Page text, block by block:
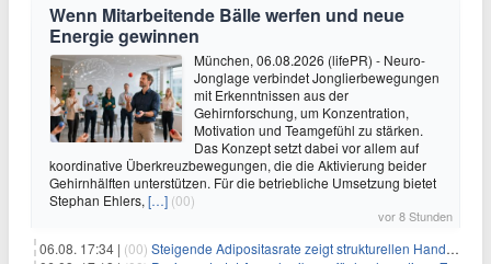
Wenn Mitarbeitende Bälle werfen und neue
Energie gewinnen
München, 06.08.2026 (lifePR) - Neuro-
Jonglage verbindet Jonglierbewegungen
mit Erkenntnissen aus der
Gehirnforschung, um Konzentration,
Motivation und Teamgefühl zu stärken.
Das Konzept setzt dabei vor allem auf
koordinative Überkreuzbewegungen, die die Aktivierung beider
Gehirnhälften unterstützen. Für die betriebliche Umsetzung bietet
Stephan Ehlers, […] (00)
vor 8 Stunden
06.08. 17:34 | (00) Steigende Adipositasrate zeigt strukturellen Handlungsbedarf bei der Ernährung schulpflichtiger Kinder